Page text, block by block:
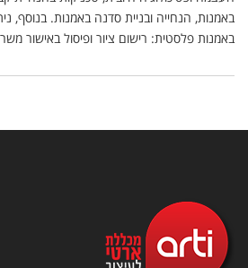
באמנות, הנחייה ובניית סדנה באמנות. בנוסף,
באמנות פלסטית: רישום ציור ופיסול באישור